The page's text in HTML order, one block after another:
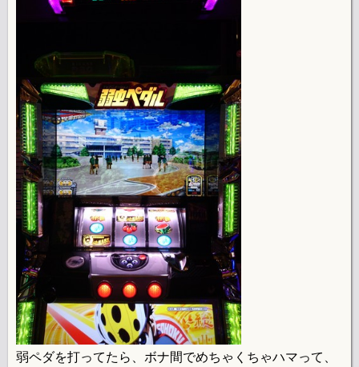
弱ペダを打ってたら、ボナ間でめちゃくちゃハマって、